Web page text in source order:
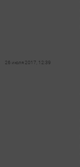
26 июля 2017, 12:39